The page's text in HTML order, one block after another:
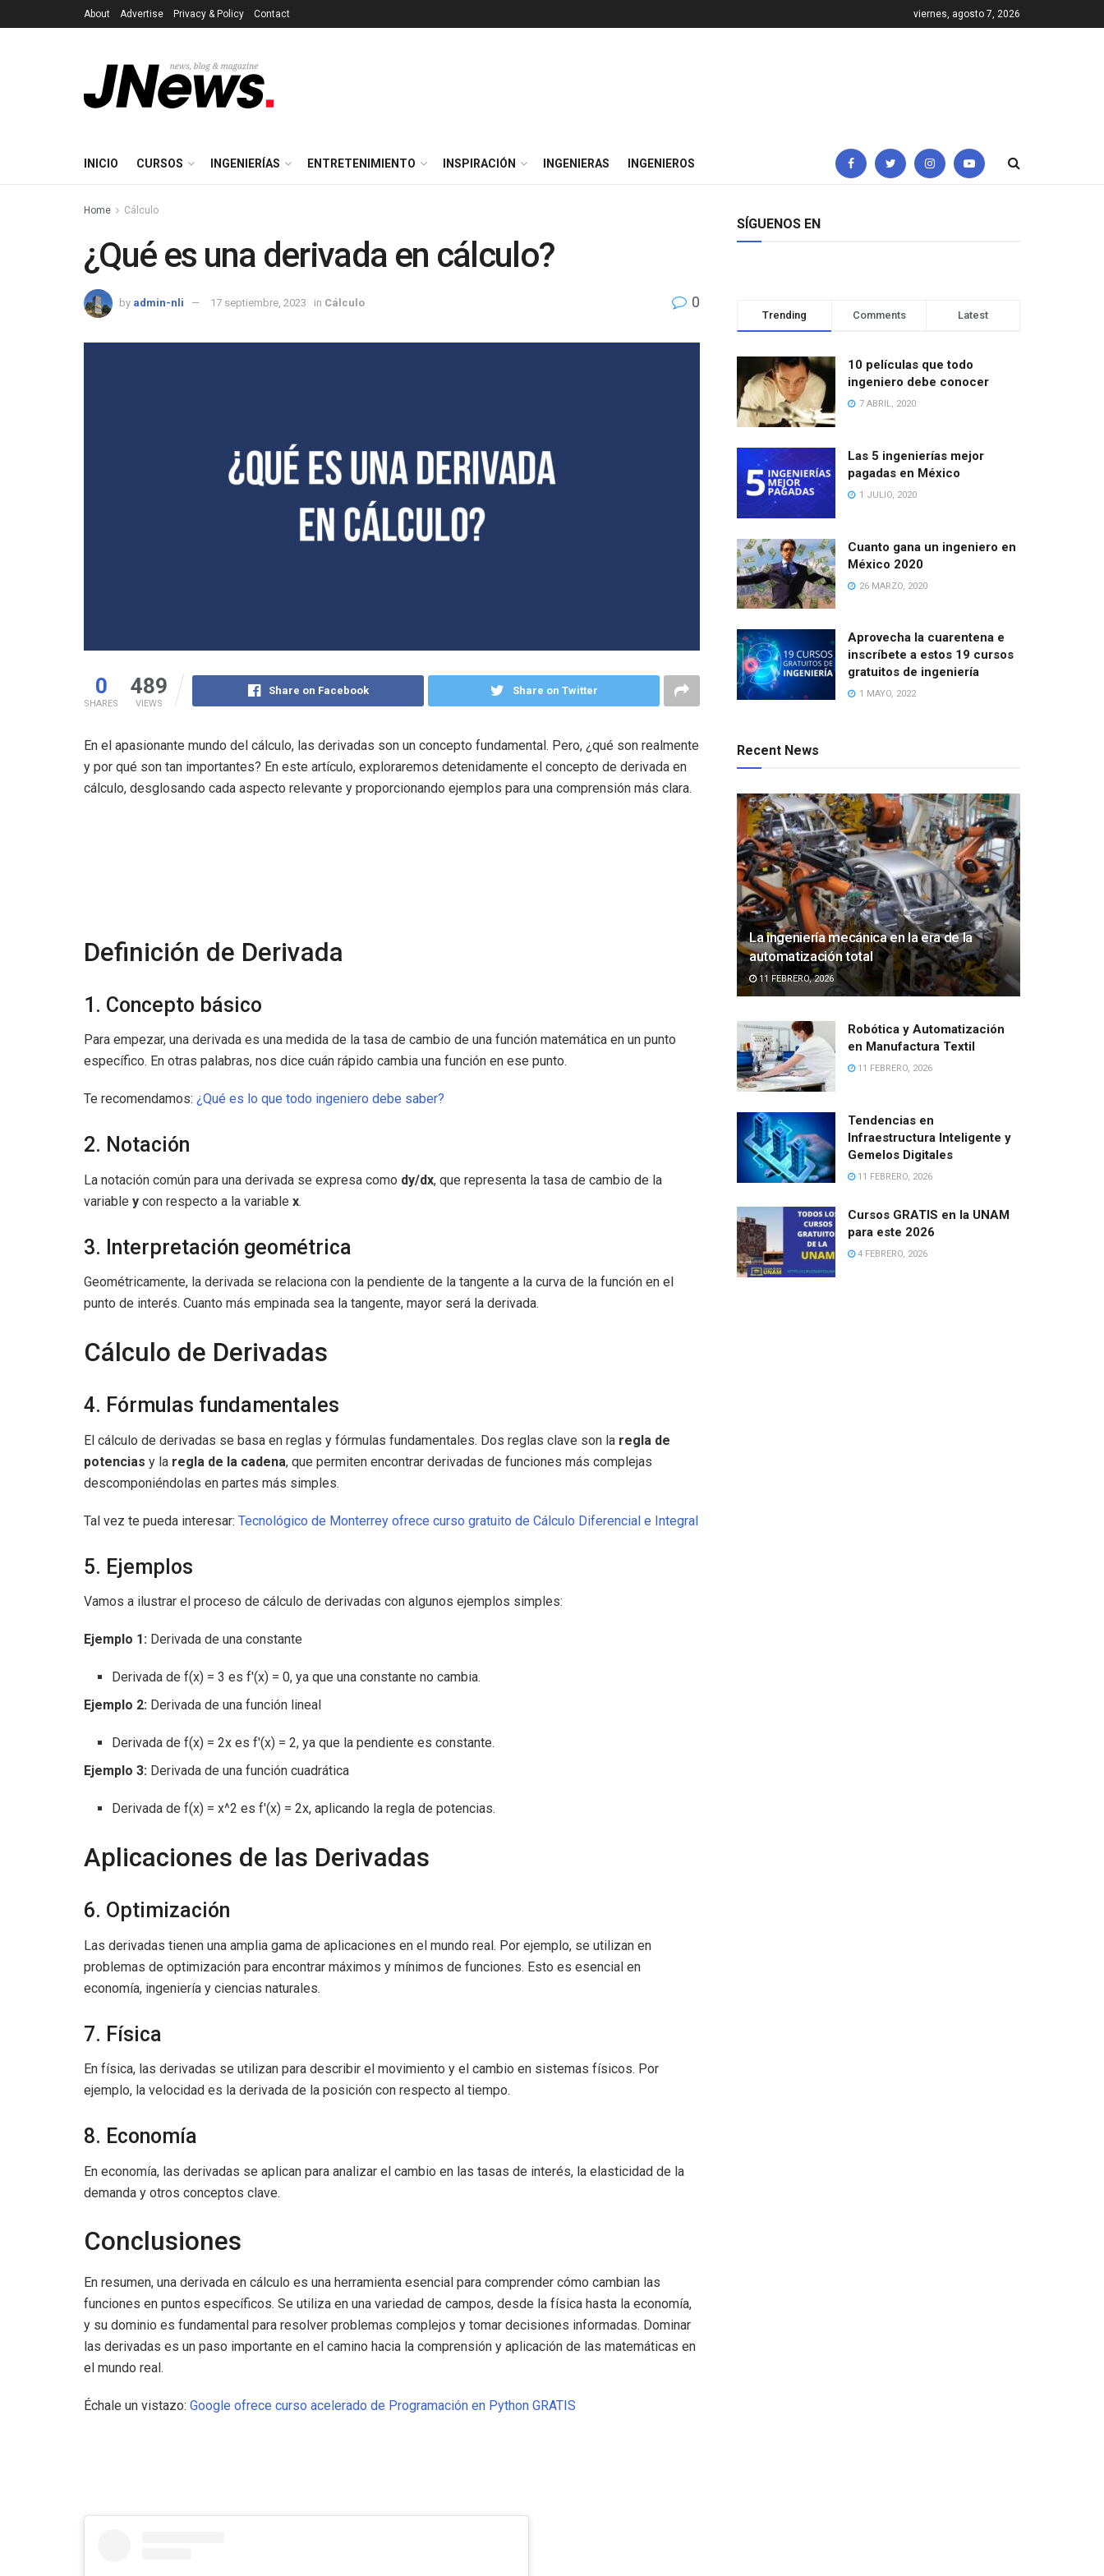
About Advertise Privacy & Policy Contact viernes, agosto 7, 2026
INICIO CURSOS INGENIERÍAS ENTRETENIMIENTO INSPIRACIÓN INGENIERAS INGENIEROS
Home Cálculo
¿Qué es una derivada en cálculo?
by admin-nli 17 septiembre, 2023 in Cálculo 0
0
SHARES
489
VIEWS
Share on Facebook Share on Twitter
En el apasionante mundo del cálculo, las derivadas son un concepto fundamental. Pero, ¿qué son realmente
y por qué son tan importantes? En este artículo, exploraremos detenidamente el concepto de derivada en
cálculo, desglosando cada aspecto relevante y proporcionando ejemplos para una comprensión más clara.
Definición de Derivada
1. Concepto básico
Para empezar, una derivada es una medida de la tasa de cambio de una función matemática en un punto
específico. En otras palabras, nos dice cuán rápido cambia una función en ese punto.
Te recomendamos: ¿Qué es lo que todo ingeniero debe saber?
2. Notación
La notación común para una derivada se expresa como dy/dx, que representa la tasa de cambio de la
variable y con respecto a la variable x.
3. Interpretación geométrica
Geométricamente, la derivada se relaciona con la pendiente de la tangente a la curva de la función en el
punto de interés. Cuanto más empinada sea la tangente, mayor será la derivada.
Cálculo de Derivadas
4. Fórmulas fundamentales
El cálculo de derivadas se basa en reglas y fórmulas fundamentales. Dos reglas clave son la regla de
potencias y la regla de la cadena, que permiten encontrar derivadas de funciones más complejas
descomponiéndolas en partes más simples.
Tal vez te pueda interesar: Tecnológico de Monterrey ofrece curso gratuito de Cálculo Diferencial e Integral
5. Ejemplos
Vamos a ilustrar el proceso de cálculo de derivadas con algunos ejemplos simples:
Ejemplo 1: Derivada de una constante
Derivada de f(x) = 3 es f'(x) = 0, ya que una constante no cambia.
Ejemplo 2: Derivada de una función lineal
Derivada de f(x) = 2x es f'(x) = 2, ya que la pendiente es constante.
Ejemplo 3: Derivada de una función cuadrática
Derivada de f(x) = x^2 es f'(x) = 2x, aplicando la regla de potencias.
Aplicaciones de las Derivadas
6. Optimización
Las derivadas tienen una amplia gama de aplicaciones en el mundo real. Por ejemplo, se utilizan en
problemas de optimización para encontrar máximos y mínimos de funciones. Esto es esencial en
economía, ingeniería y ciencias naturales.
7. Física
En física, las derivadas se utilizan para describir el movimiento y el cambio en sistemas físicos. Por
ejemplo, la velocidad es la derivada de la posición con respecto al tiempo.
8. Economía
En economía, las derivadas se aplican para analizar el cambio en las tasas de interés, la elasticidad de la
demanda y otros conceptos clave.
Conclusiones
En resumen, una derivada en cálculo es una herramienta esencial para comprender cómo cambian las
funciones en puntos específicos. Se utiliza en una variedad de campos, desde la física hasta la economía,
y su dominio es fundamental para resolver problemas complejos y tomar decisiones informadas. Dominar
las derivadas es un paso importante en el camino hacia la comprensión y aplicación de las matemáticas en
el mundo real.
Échale un vistazo: Google ofrece curso acelerado de Programación en Python GRATIS
SÍGUENOS EN
Trending Comments Latest
10 películas que todo
ingeniero debe conocer
7 ABRIL, 2020
Las 5 ingenierías mejor
pagadas en México
1 JULIO, 2020
Cuanto gana un ingeniero en
México 2020
26 MARZO, 2020
Aprovecha la cuarentena e
inscríbete a estos 19 cursos
gratuitos de ingeniería
1 MAYO, 2022
Recent News
La ingeniería mecánica en la era de la
automatización total
11 FEBRERO, 2026
Robótica y Automatización
en Manufactura Textil
11 FEBRERO, 2026
Tendencias en
Infraestructura Inteligente y
Gemelos Digitales
11 FEBRERO, 2026
Cursos GRATIS en la UNAM
para este 2026
4 FEBRERO, 2026